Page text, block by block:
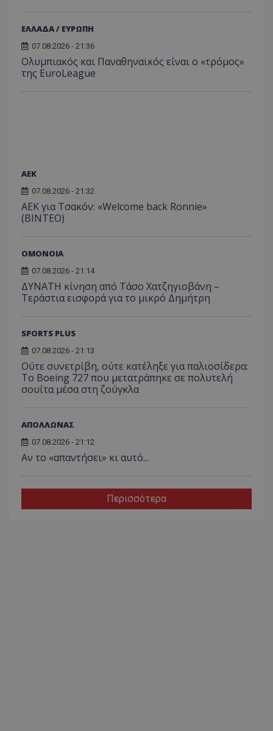
ΕΛΛΑΔΑ / ΕΥΡΩΠΗ
07.08.2026 - 21:36
Ολυμπιακός και Παναθηναϊκός είναι ο «τρόμος»
της EuroLeague
ΑEK
07.08.2026 - 21:32
ΑΕΚ για Τσακόν: «Welcome back Ronnie»
(ΒΙΝΤΕΟ)
ΟΜΟΝΟΙΑ
07.08.2026 - 21:14
ΔΥΝΑΤΗ κίνηση από Τάσο Χατζηγιοβάνη –
Τεράστια εισφορά για το μικρό Δημήτρη
SPORTS PLUS
07.08.2026 - 21:13
Ούτε συνετρίβη, ούτε κατέληξε για παλιοσίδερα:
Το Boeing 727 που μετατράπηκε σε πολυτελή
σουίτα μέσα στη ζούγκλα
ΑΠΟΛΛΩΝΑΣ
07.08.2026 - 21:12
Αν το «απαντήσει» κι αυτό...
Περισσότερα